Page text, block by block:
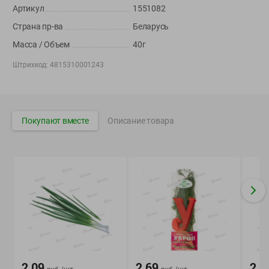
Корпоративный сайт Green
соглашения
Фрунзенского района г. Минска + 375 17 272 73 84 .
Номер и адрес электронной почты лица, уполномоченного
продавцом рассматривать обращения покупателей о нарушении их
прав, предусмотренных законодательством о защите прав
потребителей: +375 44 560-60-61, shop@green-dostavka.by.
Артикул
1551082
Страна пр-ва
Беларусь
Масса / Объем
40г
Штрихкод:4815310001243
Покупают вместе Описание товара